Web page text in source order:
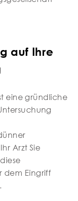
auf Ihre
eine gründliche
Arzt Sie
dem Eingriff